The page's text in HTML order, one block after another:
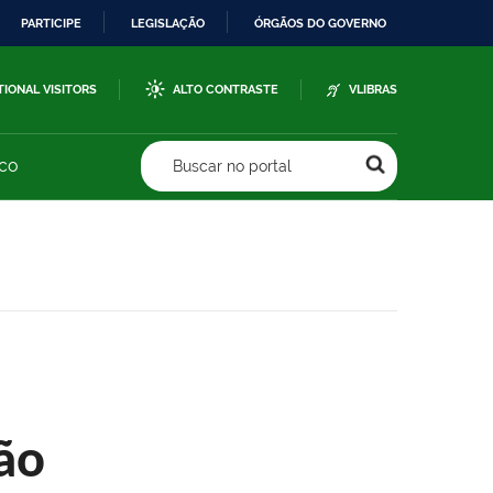
PARTICIPE LEGISLAÇÃO ÓRGÃOS DO GOVERNO
VISITORS ALTO CONTRASTE VLIBRAS
Buscar no portal